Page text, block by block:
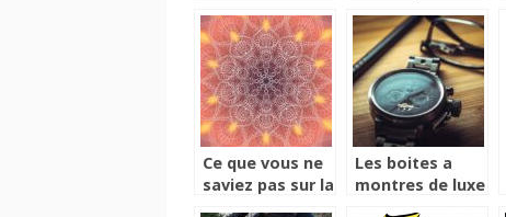
pour votre
enfant ?
bénéfique
Ce que vous ne
saviez pas sur la
Les boites a
montres de luxe